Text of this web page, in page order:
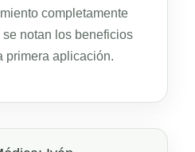
completamente
notan los beneficios
primera aplicación.